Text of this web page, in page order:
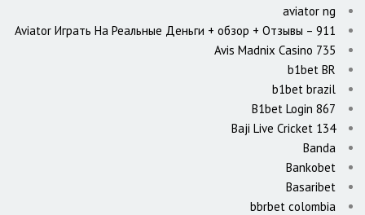
aviator ng
Aviator Играть На Реальные Деньги + обзор + Отзывы – 911
Avis Madnix Casino 735
b1bet BR
b1bet brazil
B1bet Login 867
Baji Live Cricket 134
Banda
Bankobet
Basaribet
bbrbet colombia